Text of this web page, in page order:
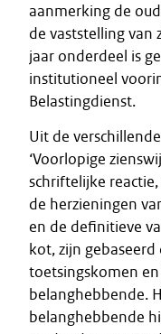
aanmerking de
de vaststelling van
jaar onderdeel is
institutioneel
Belastingdienst.
Uit de
‘Voorlopige
schriftelijke
de herzieningen
en de definitieve
kot, zijn
toetsingskomen
belanghebbende.
belanghebbende